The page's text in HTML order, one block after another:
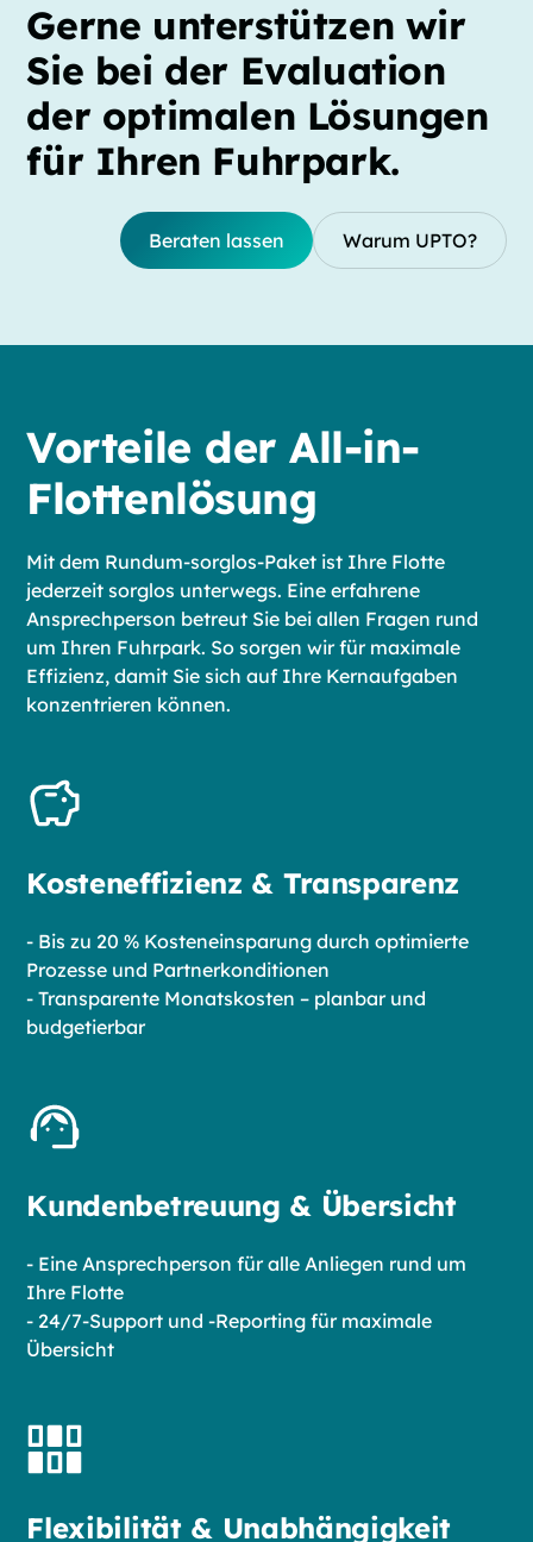
Gerne unterstützen wir
Sie bei der Evaluation
der optimalen Lösungen
für Ihren Fuhrpark.
Beraten lassen Warum UPTO?
Vorteile der All-in-
Flottenlösung
Mit dem Rundum-sorglos-Paket ist Ihre Flotte
jederzeit sorglos unterwegs. Eine erfahrene
Ansprechperson betreut Sie bei allen Fragen rund
um Ihren Fuhrpark. So sorgen wir für maximale
Effizienz, damit Sie sich auf Ihre Kernaufgaben
konzentrieren können.
Kosteneffizienz & Transparenz
- Bis zu 20 % Kosteneinsparung durch optimierte
Prozesse und Partnerkonditionen
- Transparente Monatskosten – planbar und
budgetierbar
Kundenbetreuung & Übersicht
- Eine Ansprechperson für alle Anliegen rund um
Ihre Flotte
- 24/7-Support und -Reporting für maximale
Übersicht
Flexibilität & Unabhängigkeit